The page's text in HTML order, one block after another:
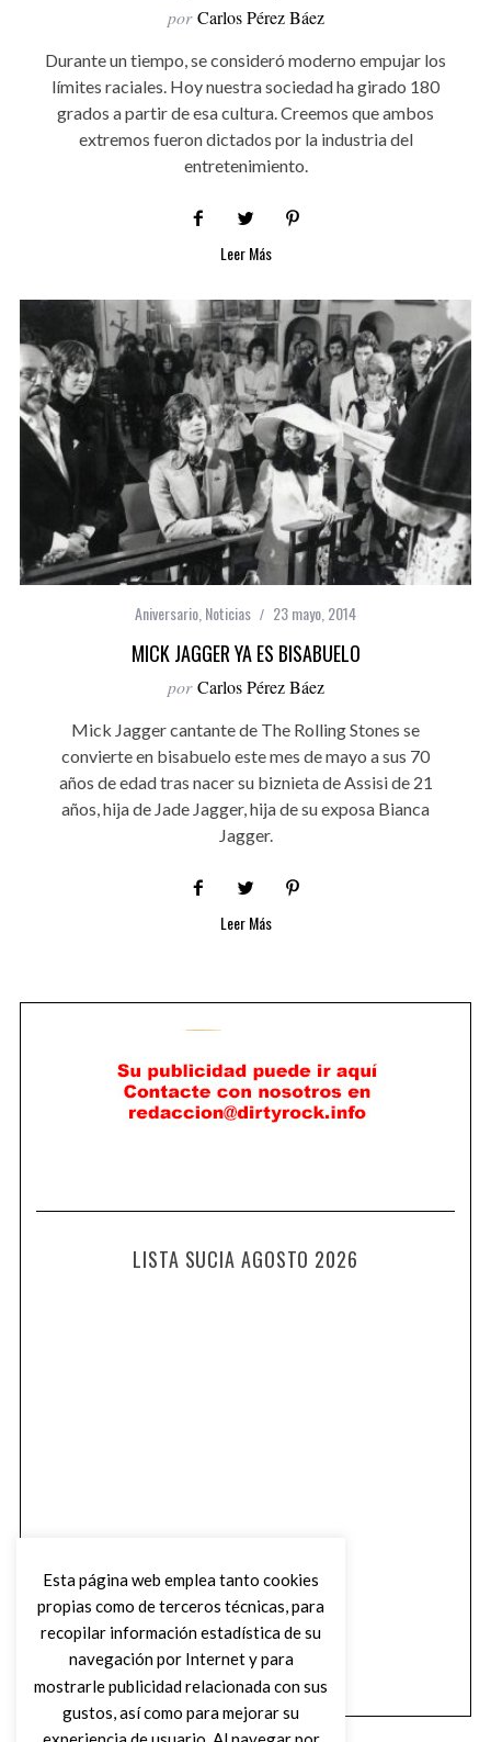
por Carlos Pérez Báez
Durante un tiempo, se consideró moderno empujar los
límites raciales. Hoy nuestra sociedad ha girado 180
grados a partir de esa cultura. Creemos que ambos
extremos fueron dictados por la industria del
entretenimiento.
Leer Más
Aniversario Noticias 23 mayo, 2014
MICK JAGGER YA ES BISABUELO
por Carlos Pérez Báez
Mick Jagger cantante de The Rolling Stones se
convierte en bisabuelo este mes de mayo a sus 70
años de edad tras nacer su biznieta de Assisi de 21
años, hija de Jade Jagger, hija de su exposa Bianca
Jagger.
Leer Más
LISTA SUCIA AGOSTO 2026
Esta página web emplea tanto cookies
propias como de terceros técnicas, para
recopilar información estadística de su
navegación por Internet y para
mostrarle publicidad relacionada con sus
gustos, así como para mejorar su